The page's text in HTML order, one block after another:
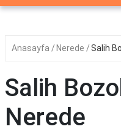
SAĞLIK
İLETİŞİM
Anasayfa Nerede Salih
Salih
Nerede